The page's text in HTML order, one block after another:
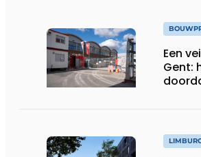
Een
Gent: